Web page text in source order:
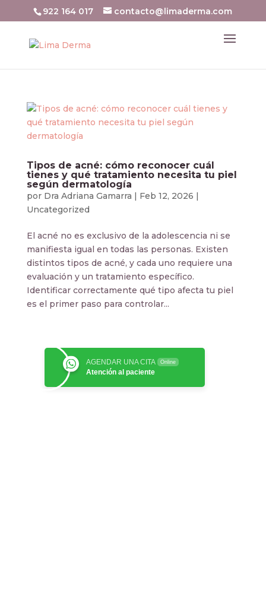
922 164 017 contacto@limaderma.com
Tipos de acné: cómo reconocer cuál
tienes y qué tratamiento necesita tu piel
según dermatología
por Dra Adriana Gamarra | Feb 12, 2026 |
Uncategorized
El acné no es exclusivo de la adolescencia ni se
manifiesta igual en todas las personas. Existen
distintos tipos de acné, y cada uno requiere una
evaluación y un tratamiento específico.
Identificar correctamente qué tipo afecta tu piel
es el primer paso para controlar...
AGENDAR UNA CITA Online
Atención al paciente